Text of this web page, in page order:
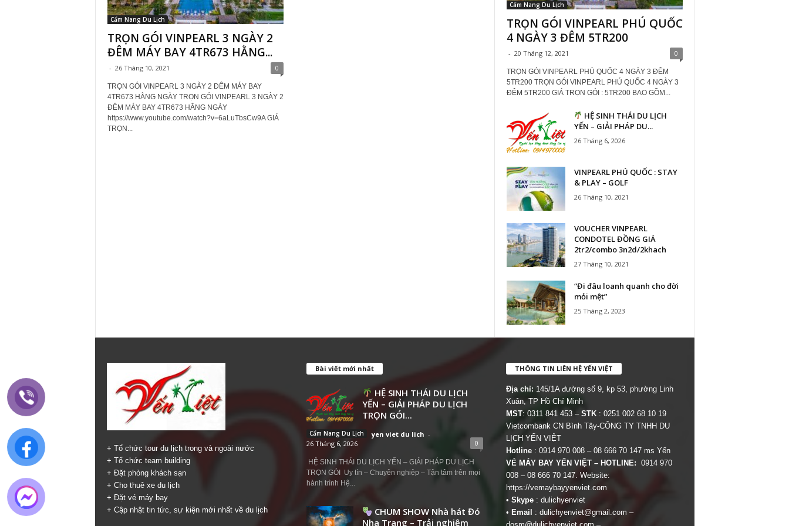
Cẩm Nang Du Lịch
TRỌN GÓI VINPEARL 3 NGÀY 2
ĐÊM MÁY BAY 4TR673 HẰNG...
- 26 Tháng 10, 2021 0
TRỌN GÓI VINPEARL 3 NGÀY 2 ĐÊM MÁY BAY
4TR673 HẰNG NGÀY TRỌN GÓI VINPEARL 3 NGÀY 2
ĐÊM MÁY BAY 4TR673 HẰNG NGÀY
https://www.youtube.com/watch?v=6aLuTbsCw9A GIÁ
TRỌN...
Cẩm Nang Du Lịch
TRỌN GÓI VINPEARL PHÚ QUỐC
4 NGÀY 3 ĐÊM 5TR200
- 20 Tháng 12, 2021 0
TRỌN GÓI VINPEARL PHÚ QUỐC 4 NGÀY 3 ĐÊM
5TR200 TRỌN GÓI VINPEARL PHÚ QUỐC 4 NGÀY 3
ĐÊM 5TR200 GIÁ TRỌN GÓI : 5TR200 BAO GỒM...
HỆ SINH THÁI DU LỊCH
YẾN – GIẢI PHÁP DU...
26 Tháng 6, 2026
VINPEARL PHÚ QUỐC : STAY
& PLAY – GOLF
26 Tháng 10, 2021
VOUCHER VINPEARL
CONDOTEL ĐỒNG GIÁ
2tr2/combo 3n2d/2khach
27 Tháng 10, 2021
“Đi đâu loanh quanh cho đời
mỏi mệt”
25 Tháng 2, 2023
+ Tổ chức tour du lịch trong và ngoài nước
+ Tổ chức team building
+ Đặt phòng khách sạn
+ Cho thuê xe du lịch
+ Đặt vé máy bay
+ Cập nhật tin tức, sự kiện mới nhất về du lịch
Bài viết mới nhất
HỆ SINH THÁI DU LỊCH
YẾN – GIẢI PHÁP DU LỊCH
TRỌN GÓI...
Cẩm Nang Du Lịch yen viet du lich -
26 Tháng 6, 2026
0
HỆ SINH THÁI DU LỊCH YẾN – GIẢI PHÁP DU LỊCH
TRỌN GÓI Uy tín – Chuyên nghiệp – Tận tâm trên mọi
hành trình Hệ...
CHUM SHOW Nhà hát Đó
Nha Trang – Trải nghiệm
THÔNG TIN LIÊN HỆ YẾN VIỆT
Địa chỉ: 145/1A đường số 9, kp 53, phường Linh
Xuân, TP Hồ Chí Minh
MST: 0311 841 453 – STK: 0251 002 68 10 19
Vietcombank CN Bình Tây-CÔNG TY TNHH DU
LỊCH YẾN VIỆT
Hotline : 0914 970 008 – 08 666 70 147 ms Yến
VÉ MÁY BAY YẾN VIỆT – HOTLINE: 0914 970
008 – 08 666 70 147. Website:
https://vemaybayyenviet.com
• Skype: dulichyenviet
• Email : dulichyenviet@gmail.com –